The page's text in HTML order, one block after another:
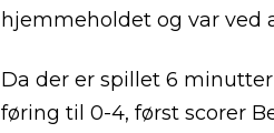
hjemmeholdet og var ved
Da der er spillet 6 minutter
føring til 0-4, først scorer